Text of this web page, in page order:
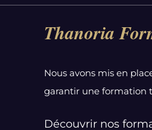
Côte-d'Or
Thanoria
Nous avons mis en
garantir une formation
Découvrir nos